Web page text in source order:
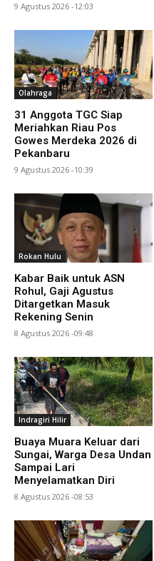
9 Agustus 2026 -12:03
Olahraga
31 Anggota TGC Siap
Meriahkan Riau Pos
Gowes Merdeka 2026 di
Pekanbaru
9 Agustus 2026 -10:39
Rokan Hulu
Kabar Baik untuk ASN
Rohul, Gaji Agustus
Ditargetkan Masuk
Rekening Senin
8 Agustus 2026 -09:48
Indragiri Hilir
Buaya Muara Keluar dari
Sungai, Warga Desa Undan
Sampai Lari
Menyelamatkan Diri
8 Agustus 2026 -08:53